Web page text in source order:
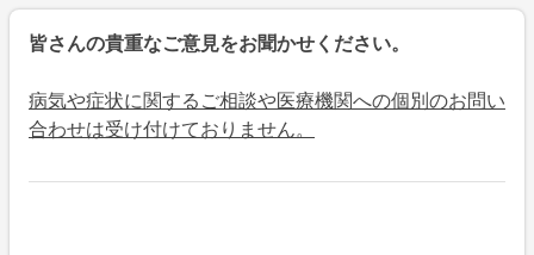
皆さんの貴重なご意見をお聞かせください。
病気や症状に関するご相談や医療機関への個別のお問い
合わせは受け付けておりません。